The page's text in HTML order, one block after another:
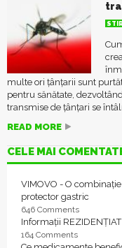
multe ori țânțarii sunt
pentru sănătate,
transmise de ţânţari se
READ MORE
CELE MAI
VIMOVO - O
protector gastric
646 Comments
Informații
164 Comments